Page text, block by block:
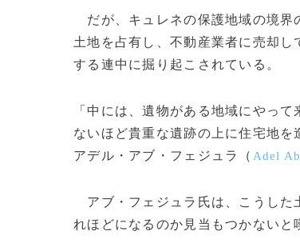
だが、キュレネの保護地域の境界
土地を占有し、不動産業者に売却
する連中に掘り起こされている。
「中には、遺物がある地域にやっ
ないほど貴重な遺跡の上に住宅地
アデル・アブ・フェジュラ（ Adel
アブ・フェジュラ氏は、こうした
れほどになるのか見当もつかないと